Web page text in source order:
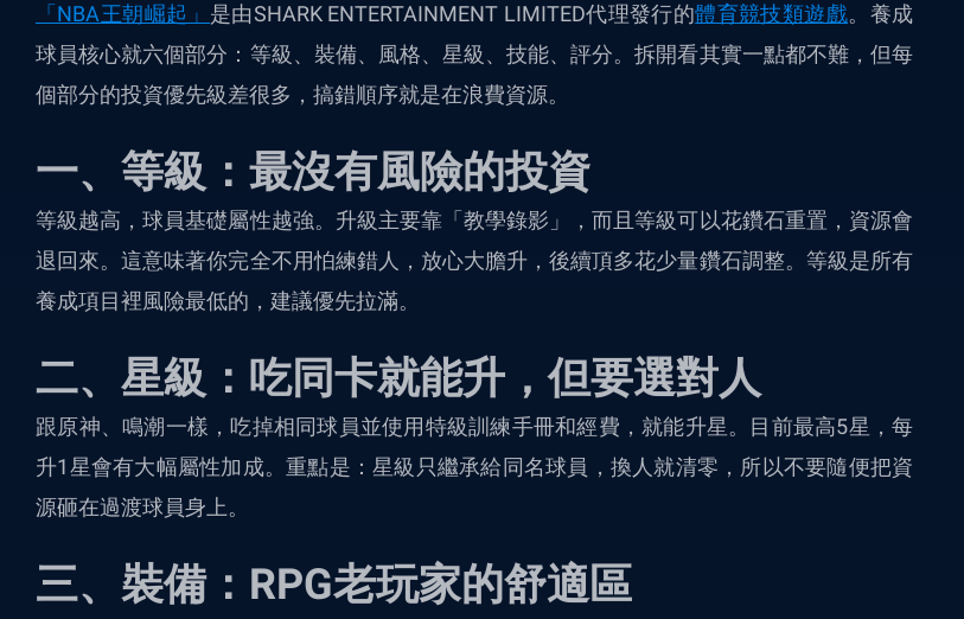
「NBA王朝崛起」 是由SHARK ENTERTAINMENT LIMITED代理發行的體育競技類遊戲。養成
球員核心就六個部分：等級、裝備、風格、星級、技能、評分。拆開看其實一點都不難，但每
個部分的投資優先級差很多，搞錯順序就是在浪費資源。
一、等級：最沒有風險的投資
等級越高，球員基礎屬性越強。升級主要靠「教學錄影」，而且等級可以花鑽石重置，資源會
退回來。這意味著你完全不用怕練錯人，放心大膽升，後續頂多花少量鑽石調整。等級是所有
養成項目裡風險最低的，建議優先拉滿。
二、星級：吃同卡就能升，但要選對人
跟原神、鳴潮一樣，吃掉相同球員並使用特級訓練手冊和經費，就能升星。目前最高5星，每
升1星會有大幅屬性加成。重點是：星級只繼承給同名球員，換人就清零，所以不要隨便把資
源砸在過渡球員身上。
三、裝備：RPG老玩家的舒適區